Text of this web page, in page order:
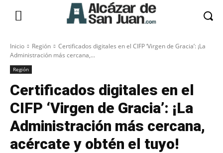
Inicio Región
Certificados digitales en el CIFP ‘Virgen de Gracia’: ¡La
Administración más cercana,...
Región
Certificados digitales en el
CIFP ‘Virgen de Gracia’: ¡La
Administración más cercana,
acércate y obtén el tuyo!